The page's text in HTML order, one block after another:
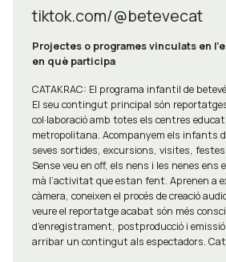
tiktok.com/@betevecat
Projectes o programes vinculats en
en què participa
CATAKRAC: El programa infantil de betevé
El seu contingut principal són
col·laboració amb totes els centres
metropolitana. Acompanyem els infants
seves sortides, excursions, visites,
Sense veu en off, els nens i les nenes ens
mà l’activitat que estan fent. Aprenen a
càmera, coneixen el procés de creació
veure el reportatge acabat són més
d’enregistrament, postproducció i
arribar un contingut als espectadors.